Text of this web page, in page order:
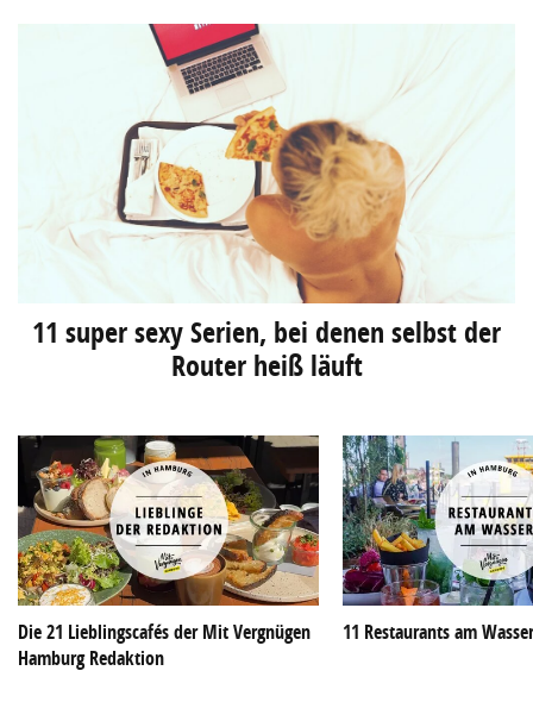
11 super sexy Serien, bei denen selbst der
Router heiß läuft
Die 21 Lieblingscafés der Mit Vergnügen
Hamburg Redaktion
11 Restaurants am